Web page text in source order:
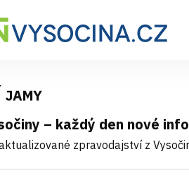
JAMY
– každý den nové
zpravodajství z